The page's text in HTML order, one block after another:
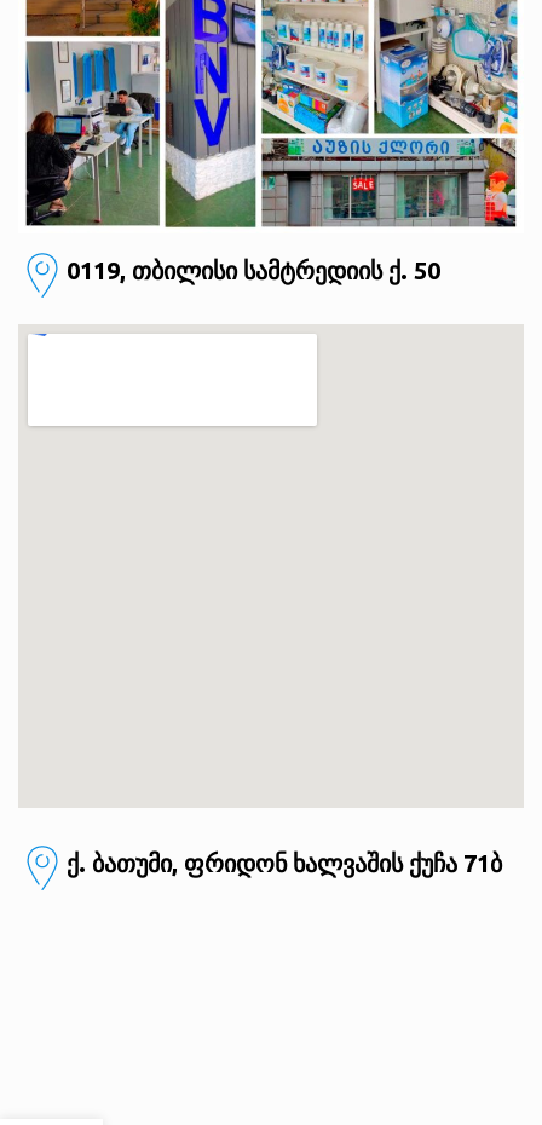
0119, თბილისი სამტრედიის ქ. 50
ქ. ბათუმი, ფრიდონ ხალვაშის ქუჩა 71ბ